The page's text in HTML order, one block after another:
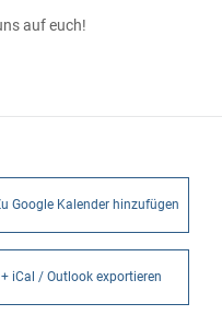
auf euch!
Google Kalender hinzufügen
+ iCal / Outlook exportieren